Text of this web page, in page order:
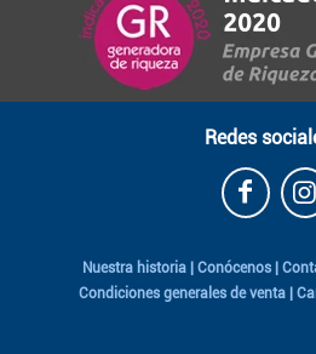
Redes
Nuestra historia | Conócenos |
Condiciones generales de venta |